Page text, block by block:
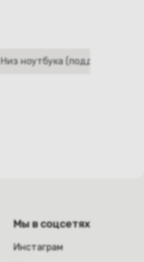
Низ ноутбука (поддон,
Мы в соцсетях
Инстаграм